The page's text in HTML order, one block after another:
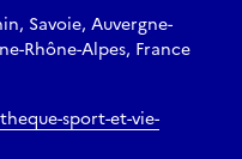
Savoie, Auvergne-
Rhône-Alpes, France
sport-et-vie-